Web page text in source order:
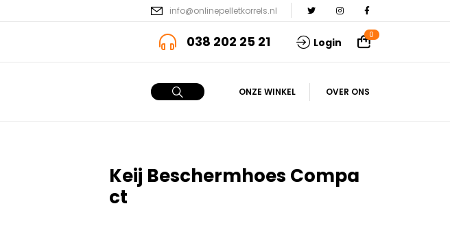
info@onlinepelletkorrels.nl
038 202 25 21 Login
0
ONZE WINKEL OVER ONS
Keij Beschermhoes Compa
Ct